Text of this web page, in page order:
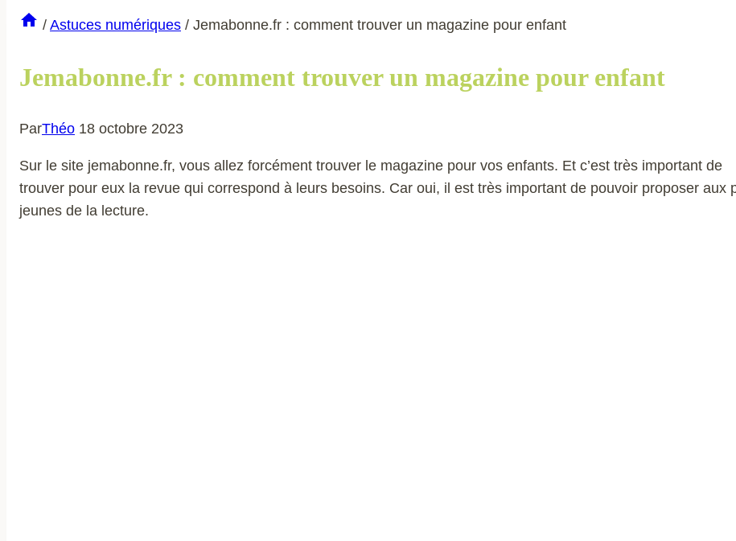
/ Astuces numériques / Jemabonne.fr : comment trouver un magazine pour enfant
Jemabonne.fr : comment trouver un magazine pour enfant
ParThéo 18 octobre 2023
Sur le site jemabonne.fr, vous allez forcément trouver le magazine pour vos enfants. Et c’est très important de
trouver pour eux la revue qui correspond à leurs besoins. Car oui, il est très important de pouvoir proposer aux
jeunes de la lecture.